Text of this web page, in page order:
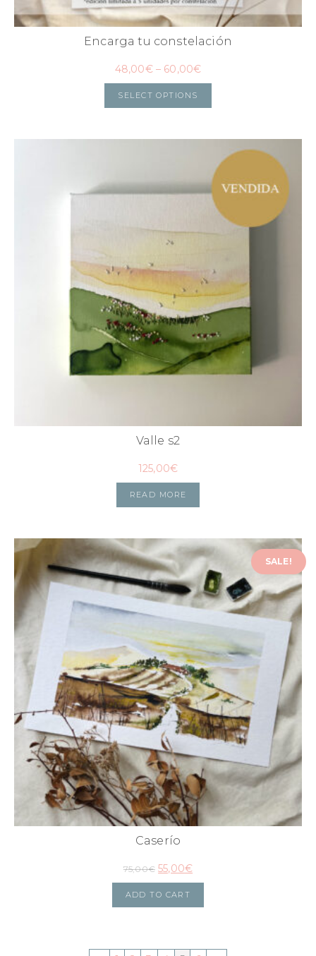
Encarga tu constelación
48,00€– 60,00€
SELECT OPTIONS
Valle s2
125,00€
READ MORE
SALE!
Caserío
75,00€ 55,00€
ADD TO CART